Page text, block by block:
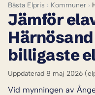
Bästa Elpris › Kommuner ›
Jämför
Härnösand
billigaste
Uppdaterad 8 maj 2026
Vid mynningen av